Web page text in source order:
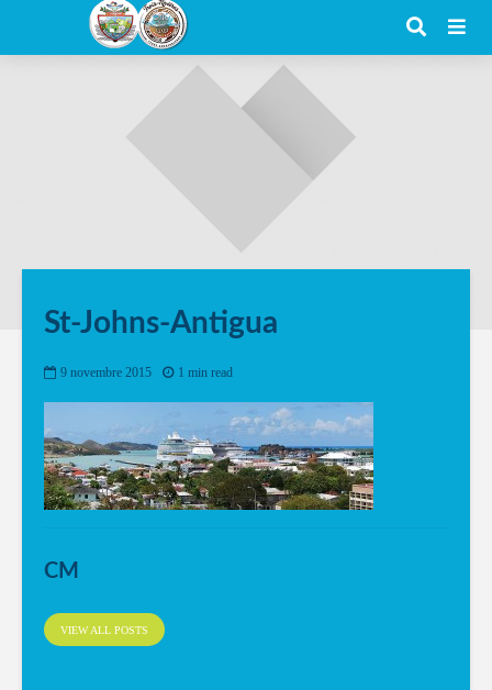
St-Johns-Antigua
9 novembre 2015 1 min read
CM
VIEW ALL POSTS